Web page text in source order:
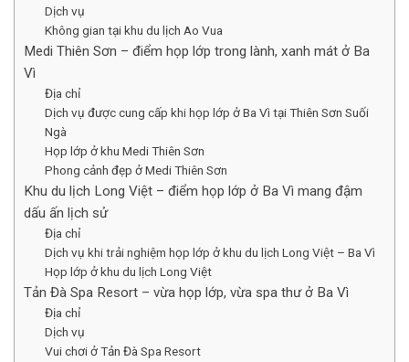
Dịch vụ
Không gian tại khu du lịch Ao Vua
Medi Thiên Sơn – điểm họp lớp trong lành, xanh mát ở Ba
Vì
Địa chỉ
Dịch vụ được cung cấp khi họp lớp ở Ba Vì tại Thiên Sơn Suối
Ngà
Họp lớp ở khu Medi Thiên Sơn
Phong cảnh đẹp ở Medi Thiên Sơn
Khu du lịch Long Việt – điểm họp lớp ở Ba Vì mang đậm
dấu ấn lịch sử
Địa chỉ
Dịch vụ khi trải nghiệm họp lớp ở khu du lịch Long Việt – Ba Vì
Họp lớp ở khu du lịch Long Việt
Tản Đà Spa Resort – vừa họp lớp, vừa spa thư ở Ba Vì
Địa chỉ
Dịch vụ
Vui chơi ở Tản Đà Spa Resort